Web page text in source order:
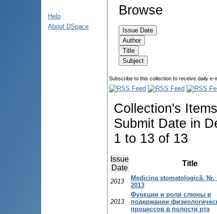
Help
About DSpace
Browse
Subscribe to this collection to receive daily
Collection's
Submit Date in
1 to 13 of 13
Issue
Date
Title
2013
Medicina stomatologică. Nr.
2013
2013
Функции и роли слюны в
подержании
процессов в полости рта